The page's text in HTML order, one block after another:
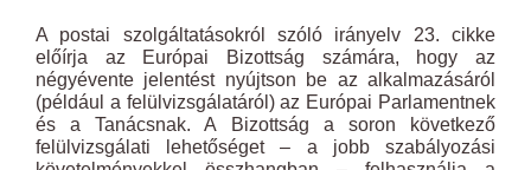
A postai szolgáltatásokról szóló irányelv 23. cikke
előírja az Európai Bizottság számára, hogy az
négyévente jelentést nyújtson be az alkalmazásáról
(például a felülvizsgálatáról) az Európai Parlamentnek
és a Tanácsnak. A Bizottság a soron következő
felülvizsgálati lehetőséget – a jobb szabályozási